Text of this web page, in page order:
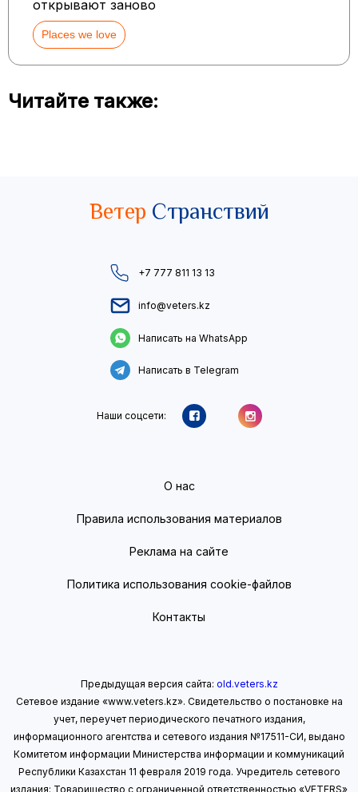
открывают заново
Places we love
Читайте также:
Ветер Странствий
+7 777 811 13 13
info@veters.kz
Написать на WhatsApp
Написать в Telegram
Наши соцсети:
О нас
Правила использования материалов
Реклама на сайте
Политика использования cookie-файлов
Контакты
Предыдущая версия сайта: old.veters.kz
Сетевое издание «www.veters.kz». Свидетельство о постановке на
учет, переучет периодического печатного издания,
информационного агентства и сетевого издания №17511-СИ, выдано
Комитетом информации Министерства информации и коммуникаций
Республики Казахстан 11 февраля 2019 года. Учредитель сетевого
издания: Товарищество с ограниченной ответственностью «VETERS»